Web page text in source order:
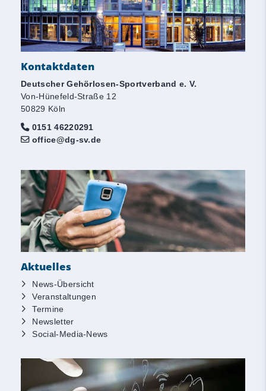
Kontaktdaten
Deutscher Gehörlosen-Sportverband e. V.
Von-Hünefeld-Straße 12
50829 Köln
0151 46220291
office@dg-sv.de
Aktuelles
News-Übersicht
Veranstaltungen
Termine
Newsletter
Social-Media-News